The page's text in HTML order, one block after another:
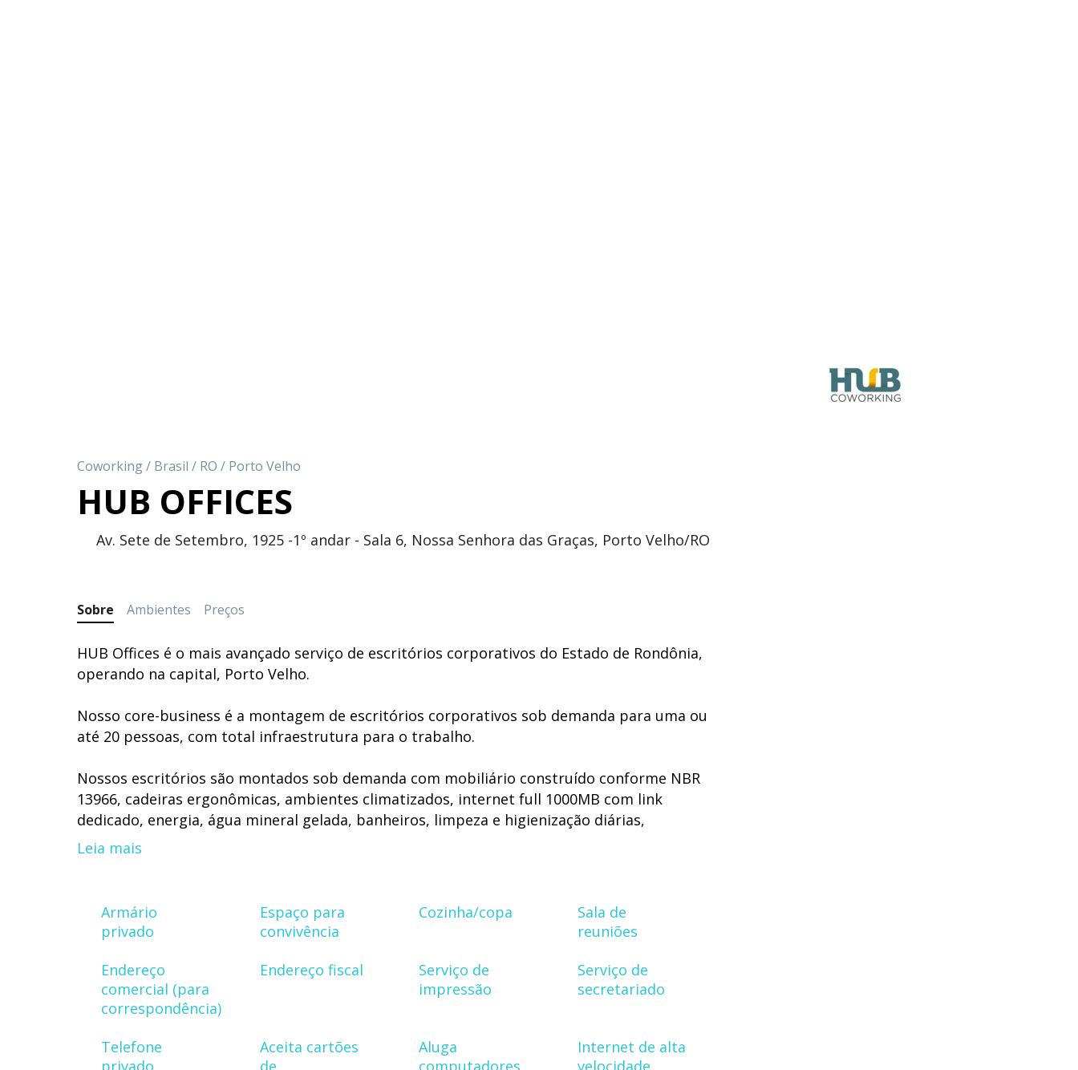
Coworking/ Brasil / RO / Porto Velho
HUB OFFICES
Av. Sete de Setembro, 1925 -1º andar - Sala 6, Nossa Senhora das Graças, Porto Velho/RO
Sobre Ambientes Preços
HUB Offices é o mais avançado serviço de escritórios corporativos do Estado de Rondônia,
operando na capital, Porto Velho.
Nosso core-business é a montagem de escritórios corporativos sob demanda para uma ou
até 20 pessoas, com total infraestrutura para o trabalho.
Nossos escritórios são montados sob demanda com mobiliário construído conforme NBR
13966, cadeiras ergonômicas, ambientes climatizados, internet full 1000MB com link
dedicado, energia, água mineral gelada, banheiros, limpeza e higienização diárias,
ambientes externos monitorados, acesso full 24/7 independente, despesas condominiais e
Somos o único a atender às legislações do município e do estado, com entrega dos
escritórios montados conforme os requisitos legais e prontos para operar.
HUB Offices é um espaço exclusivamente para o trabalho. Não temos espaço para festas,
encontros de grupos, não temos barzinho, cafeteria, não temos muvuca. Aqui você entra e
trabalha com tranquilidade e segurança.
HUB Offices é o business center mais moderno de Porto Velho, e contempla os principais
Leia mais
Armário
privado
Espaço para
convivência
Cozinha/copa
Sala de
reuniões
Endereço
comercial (para
correspondência)
Endereço fiscal
Serviço de
impressão
Serviço de
secretariado
Telefone
privado
Aceita cartões
de
Aluga
computadores
Internet de alta
velocidade